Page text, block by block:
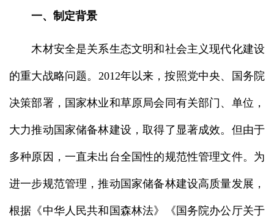
一、制定背景
木材安全是关系生态文明和社会主义现代化建设
的重大战略问题。2012年以来，按照党中央、国务院
决策部署，国家林业和草原局会同有关部门、单位，
大力推动国家储备林建设，取得了显著成效。但由于
多种原因，一直未出台全国性的规范性管理文件。为
进一步规范管理，推动国家储备林建设高质量发展，
根据《中华人民共和国森林法》《国务院办公厅关于